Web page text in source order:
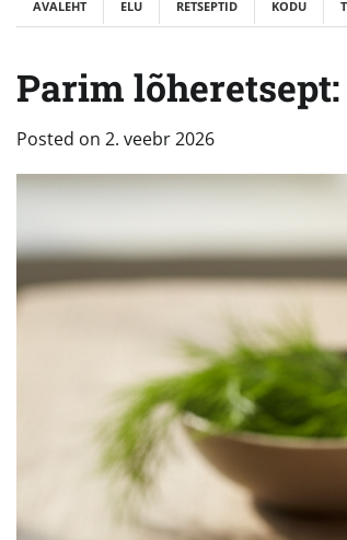
AVALEHT ELU RETSEPTID KODU
Parim
Posted on 2. veebr 2026